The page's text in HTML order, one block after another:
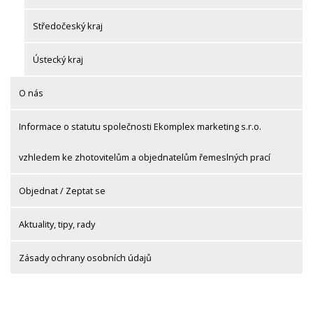
Středočeský kraj
Ústecký kraj
O nás
Informace o statutu společnosti Ekomplex marketing s.r.o.
vzhledem ke zhotovitelům a objednatelům řemeslných prací
Objednat / Zeptat se
Aktuality, tipy, rady
Zásady ochrany osobních údajů